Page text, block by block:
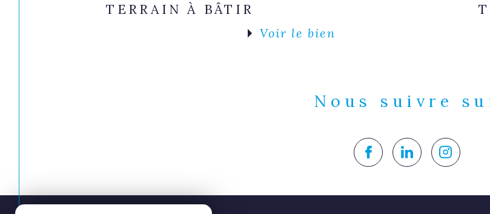
TERRAIN À BÂTIR
Voir le bien
Nous suivre